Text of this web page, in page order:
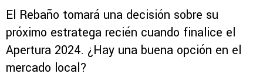
El Rebaño tomará una decisión sobre su
próximo estratega recién cuando finalice el
Apertura 2024. ¿Hay una buena opción en el
mercado local?